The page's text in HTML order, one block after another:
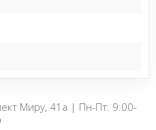
Миру, 41а | Пн-Пт: 9:00-